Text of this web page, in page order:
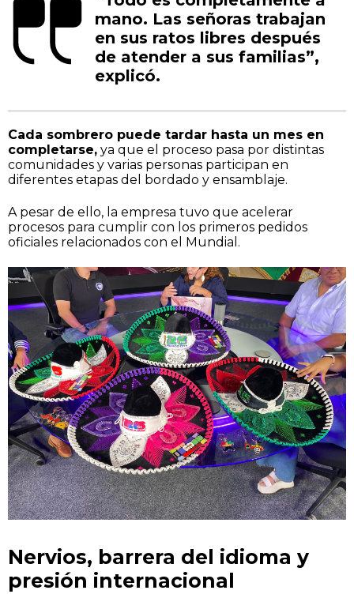
mano. Las señoras trabajan
en sus ratos libres después
de atender a sus familias”,
explicó.
Cada sombrero puede tardar hasta un mes en
completarse, ya que el proceso pasa por distintas
comunidades y varias personas participan en
diferentes etapas del bordado y ensamblaje.
A pesar de ello, la empresa tuvo que acelerar
procesos para cumplir con los primeros pedidos
oficiales relacionados con el Mundial.
Nervios, barrera del idioma y
presión internacional